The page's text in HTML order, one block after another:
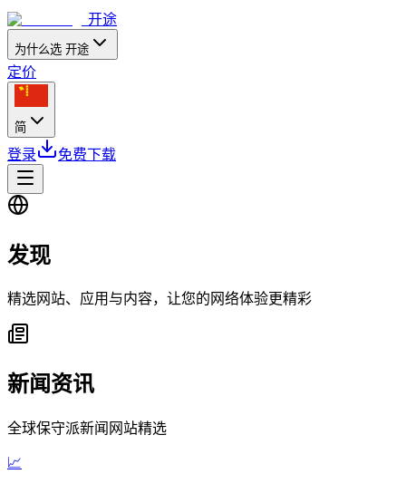
开途
为什么选 开途
定价
简
登录 免费下载
发现
精选网站、应用与内容，让您的网络体验更精彩
新闻资讯
全球保守派新闻网站精选
📈